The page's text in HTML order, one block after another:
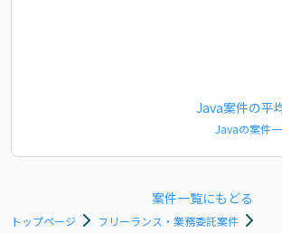
Java案件の平
Javaの案件
案件一覧にもどる
トップページ
フリーランス・業務委託案件